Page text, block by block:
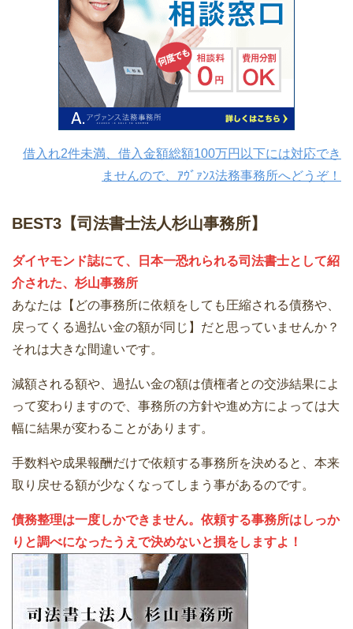
借入れ2件未満、借入金額総額100万円以下には対応でき
ませんので、ｱｳﾞｧﾝｽ法務事務所へどうぞ！
BEST3【司法書士法人杉山事務所】
ダイヤモンド誌にて、日本一恐れられる司法書士として紹
介された、杉山事務所
あなたは【どの事務所に依頼をしても圧縮される債務や、
戻ってくる過払い金の額が同じ】だと思っていませんか？
それは大きな間違いです。
減額される額や、過払い金の額は債権者との交渉結果によ
って変わりますので、事務所の方針や進め方によっては大
幅に結果が変わることがあります。
手数料や成果報酬だけで依頼する事務所を決めると、本来
取り戻せる額が少なくなってしまう事があるのです。
債務整理は一度しかできません。依頼する事務所はしっか
りと調べになったうえで決めないと損をしますよ！